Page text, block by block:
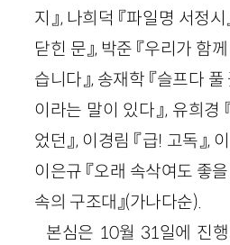
지』, 나희덕 『파일명 서정시
닫힌 문』, 박준 『우리가 함
습니다』, 송재학 『슬프다 풀
이라는 말이 있다』, 유희경
었던』, 이경림 『급! 고독』,
이은규 『오래 속삭여도 좋을
속의 구조대』(가나다순).
본심은 10월 31일에 진